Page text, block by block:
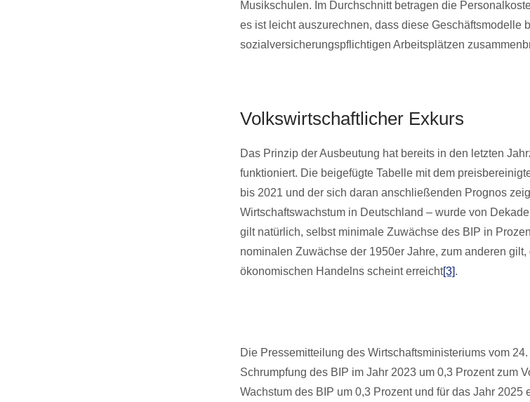
Musikschulen. Im Durchschnitt betragen die
es ist leicht auszurechnen, dass diese Geschäftsmodelle
sozialversicherungspflichtigen Arbeitsplätzen
Volkswirtschaftlicher Exkurs
Das Prinzip der Ausbeutung hat bereits in den letzten
funktioniert. Die beigefügte Tabelle mit dem
bis 2021 und der sich daran anschließenden Prognos
Wirtschaftswachstum in Deutschland – wurde von
gilt natürlich, selbst minimale Zuwächse des BIP in
nominalen Zuwächse der 1950er Jahre, zum anderen
ökonomischen Handelns scheint erreicht[3].
Die Pressemitteilung des Wirtschaftsministeriums vom
Schrumpfung des BIP im Jahr 2023 um 0,3 Prozent zum
Wachstum des BIP um 0,3 Prozent und für das Jahr 2025